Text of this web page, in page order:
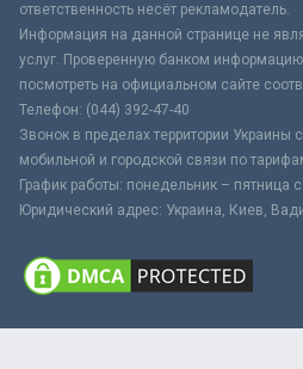
ответственность несёт рекламодатель.
Информация на данной странице не
услуг. Проверенную банком
посмотреть на официальном сайте
Телефон: (044) 392-47-40
Звонок в пределах территории Украины
мобильной и городской связи по
График работы: понедельник – пятница
Юридический адрес: Украина, Киев,